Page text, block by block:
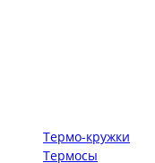
Термо-кружки
Термосы